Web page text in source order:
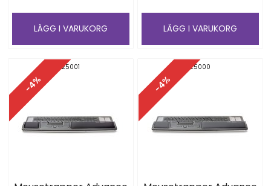
LÄGG I VARUKORG LÄGG I VARUKORG
-4%
25001
-4%
25000